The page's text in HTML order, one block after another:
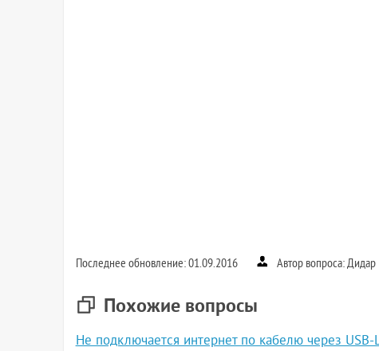
Последнее обновление: 01.09.2016 Автор вопроса: Дидар
Похожие вопросы
Не подключается интернет по кабелю через USB-